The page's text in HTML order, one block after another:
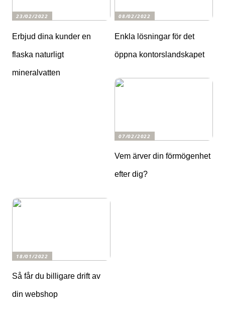
23/02/2022
Erbjud dina kunder en
flaska naturligt
mineralvatten
08/02/2022
Enkla lösningar för det
öppna kontorslandskapet
07/02/2022
Vem ärver din förmögenhet
efter dig?
18/01/2022
Så får du billigare drift av
din webshop